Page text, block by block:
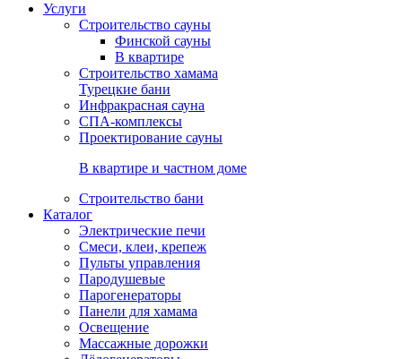
Услуги
Строительство сауны
Финской сауны
В квартире
Строительство хамама
Турецкие бани
Инфракрасная сауна
СПА-комплексы
Проектирование сауны
В квартире и частном доме
Строительство бани
Каталог
Электрические печи
Смеси, клеи, крепеж
Пульты управления
Пародушевые
Парогенераторы
Панели для хамама
Освещение
Массажные дорожки